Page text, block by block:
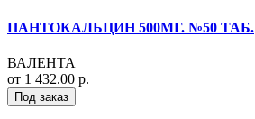
ПАНТОКАЛЬЦИН 500МГ. №50 ТАБ.
ВАЛЕНТА
от 1 432.00 р.
Под заказ